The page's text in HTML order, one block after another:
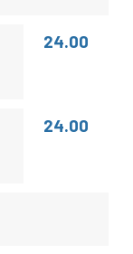
24.00
24.00